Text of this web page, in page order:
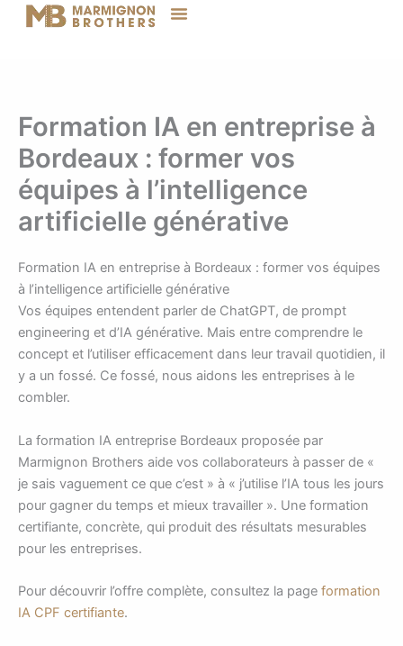
Formation IA en entreprise à
Bordeaux : former vos
équipes à l’intelligence
artificielle générative
Formation IA en entreprise à Bordeaux : former vos équipes
à l’intelligence artificielle générative
Vos équipes entendent parler de ChatGPT, de prompt
engineering et d’IA générative. Mais entre comprendre le
concept et l’utiliser efficacement dans leur travail quotidien, il
y a un fossé. Ce fossé, nous aidons les entreprises à le
combler.
La formation IA entreprise Bordeaux proposée par
Marmignon Brothers aide vos collaborateurs à passer de «
je sais vaguement ce que c’est » à « j’utilise l’IA tous les jours
pour gagner du temps et mieux travailler ». Une formation
certifiante, concrète, qui produit des résultats mesurables
pour les entreprises.
Pour découvrir l’offre complète, consultez la page formation
IA CPF certifiante.